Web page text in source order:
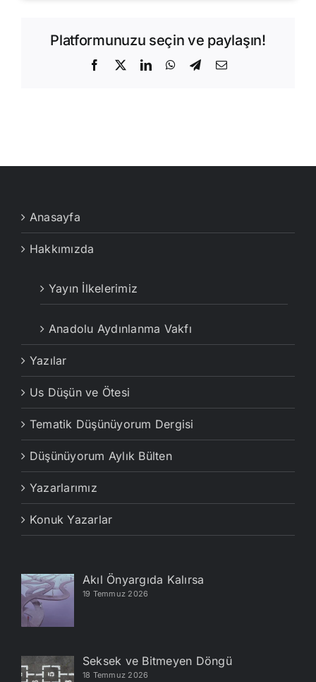
Platformunuzu seçin ve paylaşın!
Facebook
X LinkedInWhatsApp
Telegram
E-
Anasayfa
Hakkımızda
Yayın İlkelerimiz
Anadolu Aydınlanma Vakfı
Yazılar
Us Düşün ve Ötesi
Tematik Düşünüyorum Dergisi
Düşünüyorum Aylık Bülten
Yazarlarımız
Konuk Yazarlar
Akıl Önyargıda Kalırsa
19 Temmuz 2026
Seksek ve Bitmeyen Döngü
18 Temmuz 2026